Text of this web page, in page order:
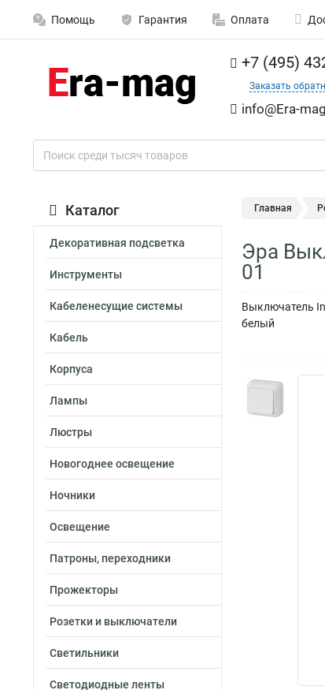
Помощь Гарантия Оплата
+7 (495)
Заказать
info@Era-
Каталог
Декоративная подсветка
Инструменты
Кабеленесущие системы
Кабель
Корпуса
Лампы
Люстры
Новогоднее освещение
Ночники
Освещение
Патроны, переходники
Прожекторы
Розетки и выключатели
Светильники
Светодиодные ленты
Главная
Эра
01
Выключатель
белый